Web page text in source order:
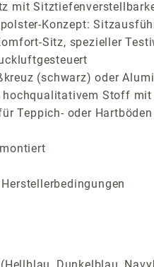
mit
Konzept:
Sitz, spezieller
(schwarz) oder
Stoff
Teppich- oder